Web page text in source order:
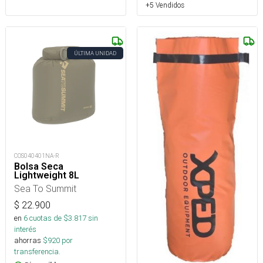
+5 Vendidos
ÚLTIMA UNIDAD
COS040401NA-R
Bolsa Seca
Lightweight 8L
Sea To Summit
$ 22.900
en 6cuotas de $3.817sin
interés
ahorras $920 por
transferencia.